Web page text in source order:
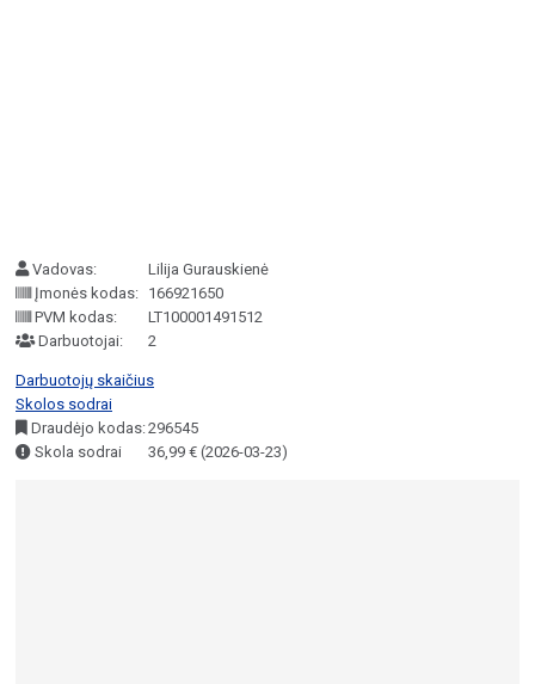
Vadovas:
Lilija Gurauskienė
Įmonės kodas: 166921650
PVM kodas:
LT100001491512
Darbuotojai:
2
Darbuotojų skaičius
Skolos sodrai
Draudėjo kodas:296545
Skola sodrai
36,99 € (2026-03-23)